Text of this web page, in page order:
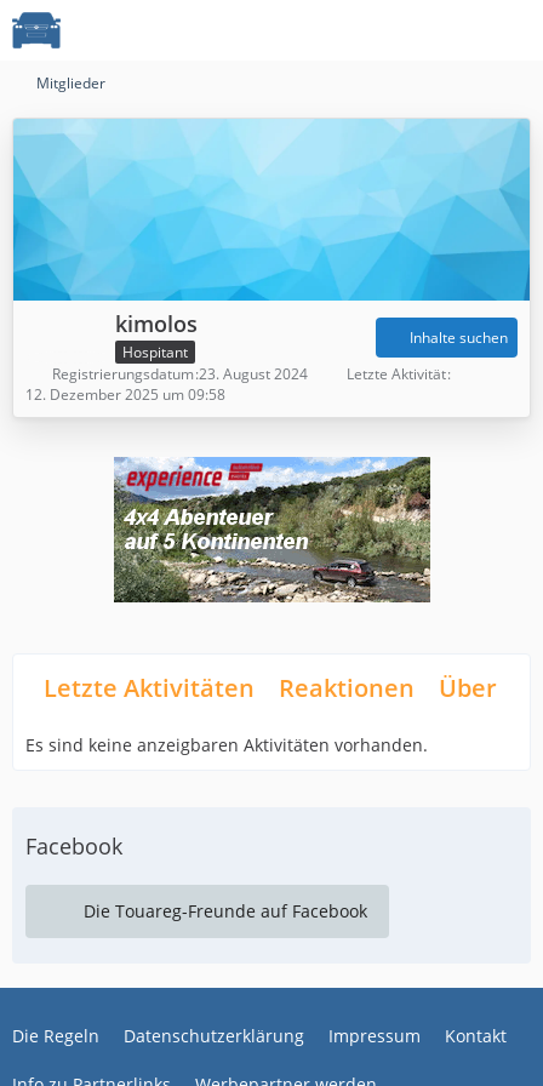
Mitglieder
kimolos
Hospitant
Inhalte suchen
Registrierungsdatum 23. August 2024
Letzte Aktivität
12. Dezember 2025 um 09:58
Letzte Aktivitäten Reaktionen Über
Es sind keine anzeigbaren Aktivitäten vorhanden.
Facebook
Die Touareg-Freunde auf Facebook
Die Regeln Datenschutzerklärung Impressum Kontakt